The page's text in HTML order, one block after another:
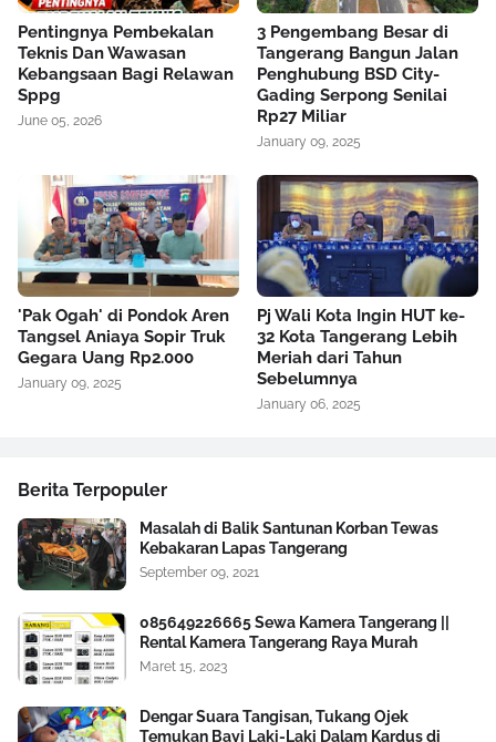
Pentingnya Pembekalan
Teknis Dan Wawasan
Kebangsaan Bagi Relawan
Sppg
June 05, 2026
3 Pengembang Besar di
Tangerang Bangun Jalan
Penghubung BSD City-
Gading Serpong Senilai
Rp27 Miliar
January 09, 2025
'Pak Ogah' di Pondok Aren
Tangsel Aniaya Sopir Truk
Gegara Uang Rp2.000
January 09, 2025
Pj Wali Kota Ingin HUT ke-
32 Kota Tangerang Lebih
Meriah dari Tahun
Sebelumnya
January 06, 2025
Berita Terpopuler
Masalah di Balik Santunan Korban Tewas
Kebakaran Lapas Tangerang
September 09, 2021
085649226665 Sewa Kamera Tangerang ||
Rental Kamera Tangerang Raya Murah
Maret 15, 2023
Dengar Suara Tangisan, Tukang Ojek
Temukan Bayi Laki-Laki Dalam Kardus di